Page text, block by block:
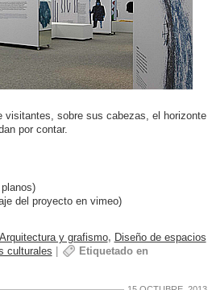
visitantes, sobre sus cabezas, el horizonte
por contar.
del proyecto en vimeo)
Arquitectura y grafismo, Diseño de espacios
culturales |
Etiquetado en